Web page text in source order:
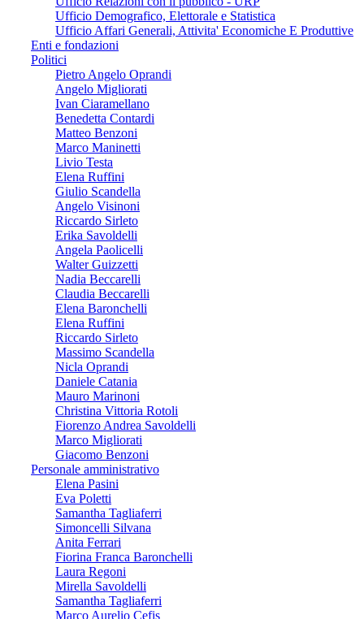
Ufficio Demografico, Elettorale e Statistica
Ufficio Affari Generali, Attivita' Economiche E Produttive
Enti e fondazioni
Politici
Pietro Angelo Oprandi
Angelo Migliorati
Ivan Ciaramellano
Benedetta Contardi
Matteo Benzoni
Marco Maninetti
Livio Testa
Elena Ruffini
Giulio Scandella
Angelo Visinoni
Riccardo Sirleto
Erika Savoldelli
Angela Paolicelli
Walter Guizzetti
Nadia Beccarelli
Claudia Beccarelli
Elena Baronchelli
Elena Ruffini
Riccardo Sirleto
Massimo Scandella
Nicla Oprandi
Daniele Catania
Mauro Marinoni
Christina Vittoria Rotoli
Fiorenzo Andrea Savoldelli
Marco Migliorati
Giacomo Benzoni
Personale amministrativo
Elena Pasini
Eva Poletti
Samantha Tagliaferri
Simoncelli Silvana
Anita Ferrari
Fiorina Franca Baronchelli
Laura Regoni
Mirella Savoldelli
Samantha Tagliaferri
Marco Aurelio Cefis